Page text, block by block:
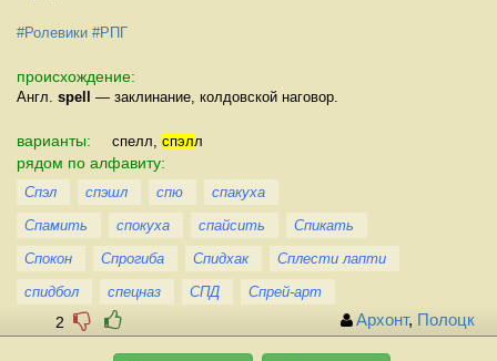
#Ролевики #РПГ
происхождение:
Англ. spell — заклинание, колдовской наговор.
варианты: спелл, спэлл
рядом по алфавиту:
Спэл спэшл спю
спакуха
Спамить
спокуха спайсить
Спикать
Спокон
Спрогиба Спидхак
Сплести лапти
спидбол
спецназ СПД Спрей-арт
2 Архонт, Полоцк